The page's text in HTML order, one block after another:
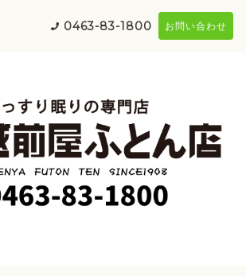
0463-83-1800 お問い合わせ